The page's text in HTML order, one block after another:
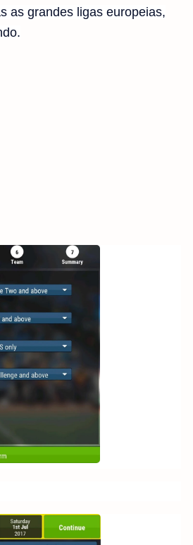
as grandes ligas europeias,